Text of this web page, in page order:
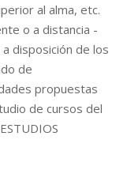
al alma, etc.
o a distancia -
disposición de los
de
propuestas
de cursos del